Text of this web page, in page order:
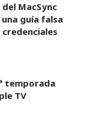
MacSync
guía falsa
temporada
TV